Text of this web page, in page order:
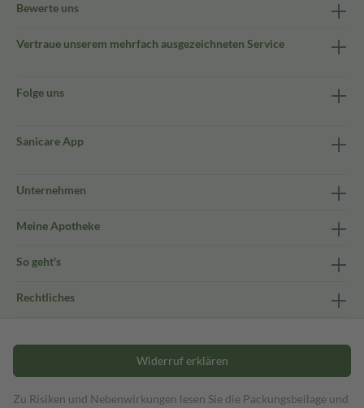
Bewerte uns
Vertraue unserem mehrfach ausgezeichneten Service
Folge uns
Sanicare App
Unternehmen
Meine Apotheke
So geht's
Rechtliches
Widerruf erklären
Zu Risiken und Nebenwirkungen lesen Sie die Packungsbeilage und